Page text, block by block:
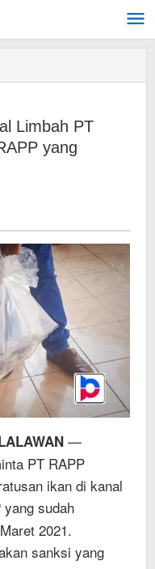
Limbah PT
yang
—
PT RAPP
ikan di kanal
yang sudah
2021.
sanksi yang